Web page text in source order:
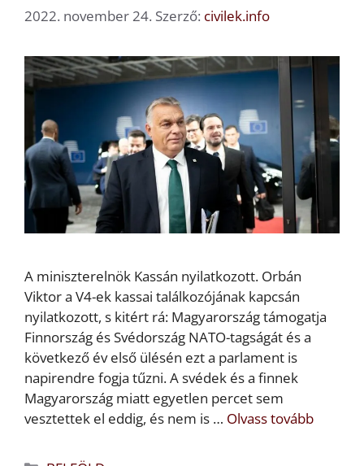
2022. november 24. Szerző: civilek.info
A miniszterelnök Kassán nyilatkozott. Orbán
Viktor a V4-ek kassai találkozójának kapcsán
nyilatkozott, s kitért rá: Magyarország támogatja
Finnország és Svédország NATO-tagságát és a
következő év első ülésén ezt a parlament is
napirendre fogja tűzni. A svédek és a finnek
Magyarország miatt egyetlen percet sem
vesztettek el eddig, és nem is … Olvass tovább